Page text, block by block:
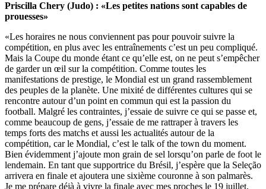
Priscilla Chery (Judo) : «Les petites nations sont capables de
prouesses»
«Les horaires ne nous conviennent pas pour pouvoir suivre la
compétition, en plus avec les entraînements c’est un peu compliqué.
Mais la Coupe du monde étant ce qu’elle est, on ne peut s’empêcher
de garder un œil sur la compétition. Comme toutes les
manifestations de prestige, le Mondial est un grand rassemblement
des peuples de la planète. Une mixité de différentes cultures qui se
rencontre autour d’un point en commun qui est la passion du
football. Malgré les contraintes, j’essaie de suivre ce qui se passe et,
comme beaucoup de gens, j’essaie de me rattraper à travers les
temps forts des matchs et aussi les actualités autour de la
compétition, car le Mondial, c’est le talk of the town du moment.
Bien évidemment j’ajoute mon grain de sel lorsqu’on parle de foot le
lendemain. En tant que supportrice du Brésil, j’espère que la Seleção
arrivera en finale et ajoutera une sixième couronne à son palmarès.
Je me prépare déjà à vivre la finale avec mes proches le 19 juillet.